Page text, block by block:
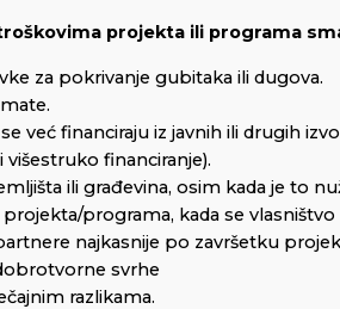
projekta ili programa
za pokrivanje gubitaka ili dugova.
već financiraju iz javnih ili drugih
financiranje).
ili građevina, osim kada je to
programa, kada se
najkasnije po završetku
svrhe
razlikama.